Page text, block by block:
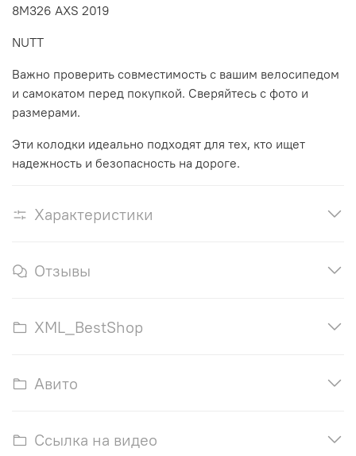
8M326 AXS 2019
NUTT
Важно проверить совместимость с вашим велосипедом
и самокатом перед покупкой. Сверяйтесь с фото и
размерами.
Эти колодки идеально подходят для тех, кто ищет
надежность и безопасность на дороге.
Характеристики
Отзывы
XML_BestShop
Авито
Ссылка на видео